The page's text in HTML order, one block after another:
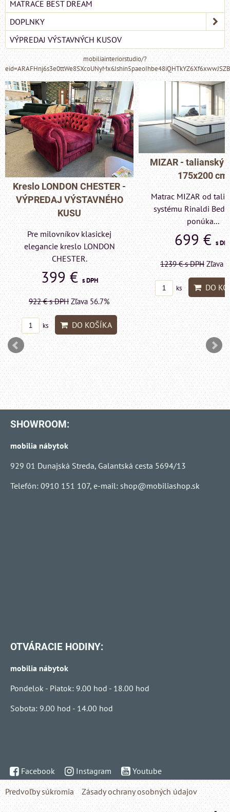
MATRACE BEST DREAM
DOPLNKY
VÝPREDAJ VÝSTAVNÝCH KUSOV
mobiliainteriorstudio/?
MIZAR - talianský matrac
175x200 cm
Matrac MIZAR od talianskeho
systému Rinaldi Bed System
ponúka...
699 €s DPH
1239 €s DPH Zľava 43.6%
ks DO KOŠÍKA
Pohovka LONDON
- VÝPREDAJ
KUSU
Pre milovníkov
elegancie kreslo a
LONDON
599 €s
1415 €s DPH Zľava
ks DO
SHOWROOM:
mobilia nábytok
929 01 Dunajská Streda, Galantská cesta 5694/13
Telefón: 0910 151 107, e-mail: shop@mobiliashop.sk
OTVÁRACIE HODINY:
mobilia nábytok
Pondelok - Piatok: 9.00 hod - 18.00 hod
Sobota: 9.00 hod - 14.00 hod
Facebook Instagram
Youtube
Predvoľby súkromia
Zásady ochrany osobných údajov